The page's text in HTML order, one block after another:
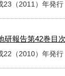
23（2011）年発行
研報告第42巻目次
22（2010）年発行